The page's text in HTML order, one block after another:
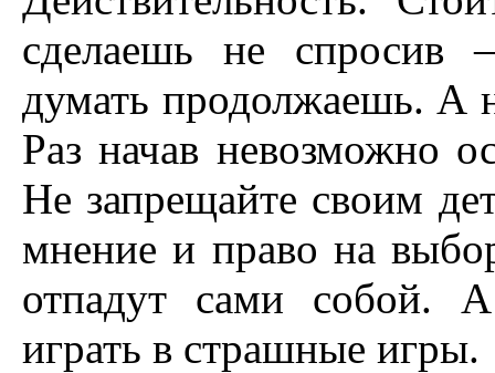
сделаешь не
думать продолжаешь. А
Раз начав невозможно
Не запрещайте своим
мнение и право на
отпадут сами собой.
играть в страшные игры.